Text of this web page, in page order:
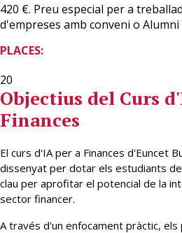
420 €. Preu especial per a
d'empreses amb conveni o Alumni
PLACES:
20
Objectius del Curs
Finances
El curs d'IA per a Finances d'Euncet
dissenyat per dotar els estudiants
clau per aprofitar el potencial de la
sector financer.
A través d'un enfocament pràctic,